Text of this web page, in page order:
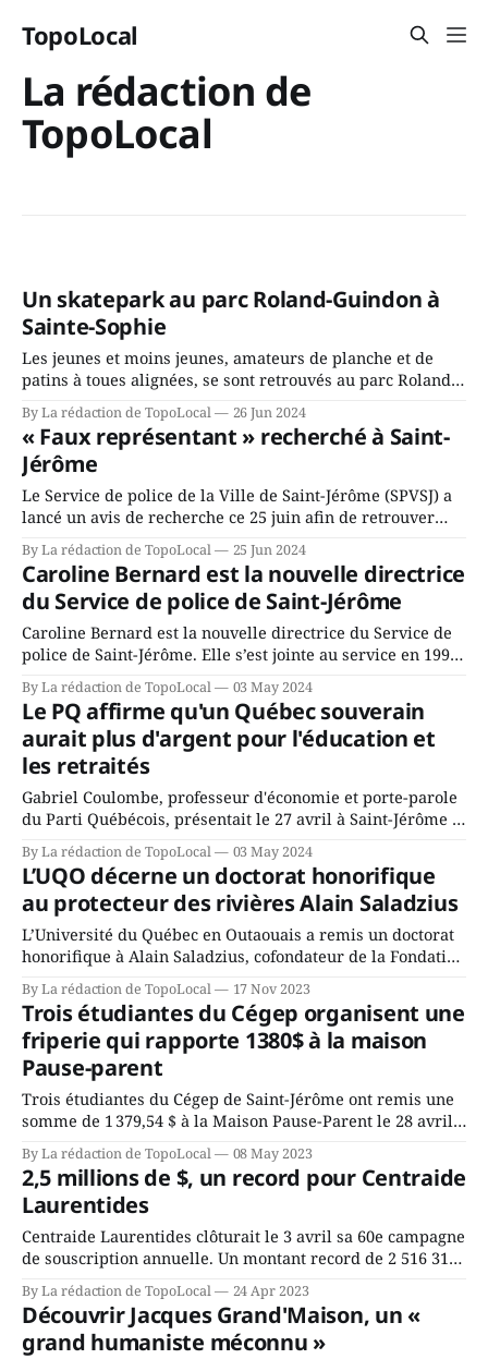
TopoLocal
La rédaction de
TopoLocal
Un skatepark au parc Roland-Guindon à
Sainte-Sophie
Les jeunes et moins jeunes, amateurs de planche et de
patins à toues alignées, se sont retrouvés au parc Roland-
Guindon le samedi 22 juin pour l'inauguration du nouveau
Skatepark le samedi 22 juin, de 12 h à 16 h. Le
photographe Charles Gauthier partage avec les lecteurs
By La rédaction de TopoLocal 26 Jun 2024
« Faux représentant » recherché à Saint-
Jérôme
Le Service de police de la Ville de Saint-Jérôme (SPVSJ) a
lancé un avis de recherche ce 25 juin afin de retrouver
une personne qui a utilisé la technique du faux
représentant pour dérober plusieurs milliers de dollars à
une résidante de Saint-Jérôme en décembre dernier. La
personne
By La rédaction de TopoLocal 25 Jun 2024
Caroline Bernard est la nouvelle directrice
du Service de police de Saint-Jérôme
Caroline Bernard est la nouvelle directrice du Service de
police de Saint-Jérôme. Elle s’est jointe au service en 1993,
d’abord comme patrouilleuse, puis comme enquêteuse.
Depuis 2014, elle occupait le poste de directrice adjointe.
Titulaire d’un certificat en gestion policière de
l’Université du Québec à
By La rédaction de TopoLocal 03 May 2024
Le PQ affirme qu'un Québec souverain
aurait plus d'argent pour l'éducation et
les retraités
Gabriel Coulombe, professeur d'économie et porte-parole
du Parti Québécois, présentait le 27 avril à Saint-Jérôme la
version courante du Budget de l'an 1 du PQ. Une
soixantaine de personnes y ont assisté. Le président du PQ
Saint-Jérôme, Philip Lapalme, a fait écho au
By La rédaction de TopoLocal 03 May 2024
L’UQO décerne un doctorat honorifique
au protecteur des rivières Alain Saladzius
L’Université du Québec en Outaouais a remis un doctorat
honorifique à Alain Saladzius, cofondateur de la Fondation
Rivières, lors de la cérémonie de la collation des grades,
le 12 octobre 2023, au Quartier 50+ à Saint-Jérôme. Alain
Saladzius a voué sa carrière à la protection de l'
By La rédaction de TopoLocal 17 Nov 2023
Trois étudiantes du Cégep organisent une
friperie qui rapporte 1380$ à la maison
Pause-parent
Trois étudiantes du Cégep de Saint-Jérôme ont remis une
somme de 1 379,54 $ à la Maison Pause-Parent le 28 avril
dernier. Le don versé par Noémie Metras, Ève Charron et
Florence Dupuis, provient des surplus d'une friperie
organisée pour les étudiants et le personnel du
By La rédaction de TopoLocal 08 May 2023
2,5 millions de $, un record pour Centraide
Laurentides
Centraide Laurentides clôturait le 3 avril sa 60e campagne
de souscription annuelle. Un montant record de 2 516 310
$ a été annoncé lors d'une réception à laquelle assistaient
plus de 90 personnes, bénévoles, dirigeants et membres
de l'équipe permnanente de l'organisme. Grâce à ces
By La rédaction de TopoLocal 24 Apr 2023
Découvrir Jacques Grand'Maison, un «
grand humaniste méconnu »